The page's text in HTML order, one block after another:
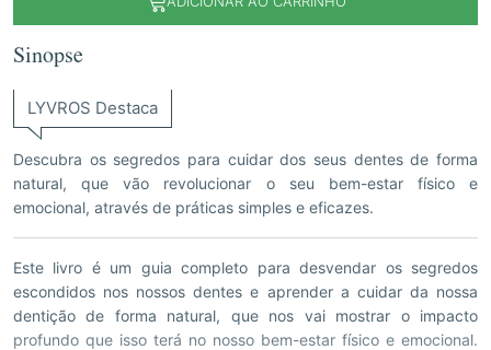
Sinopse
LYVROS Destaca
Descubra os segredos para cuidar dos seus dentes de forma
natural, que vão revolucionar o seu bem-estar físico e
emocional, através de práticas simples e eficazes.
Este livro é um guia completo para desvendar os segredos
escondidos nos nossos dentes e aprender a cuidar da nossa
dentição de forma natural, que nos vai mostrar o impacto
profundo que isso terá no nosso bem-estar físico e emocional.